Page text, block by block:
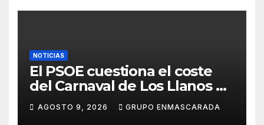
NOTICIAS
El PSOE cuestiona el coste
del Carnaval de Los Llanos de
Aridane y reclama mayor
control del gasto municipal
AGOSTO 9, 2026 GRUPO ENMASCARADA